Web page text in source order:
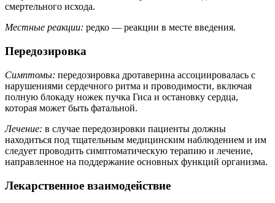
смертельного исхода.
Местные реакции: редко — реакции в месте введения.
Передозировка
Симптомы: передозировка дротаверина ассоциировалась с
нарушениями сердечного ритма и проводимости, включая
полную блокаду ножек пучка Гиса и остановку сердца,
которая может быть фатальной.
Лечение: в случае передозировки пациенты должны
находиться под тщательным медицинским наблюдением и им
следует проводить симптоматическую терапию и лечение,
направленное на поддержание основных функций организма.
Лекарственное взаимодействие